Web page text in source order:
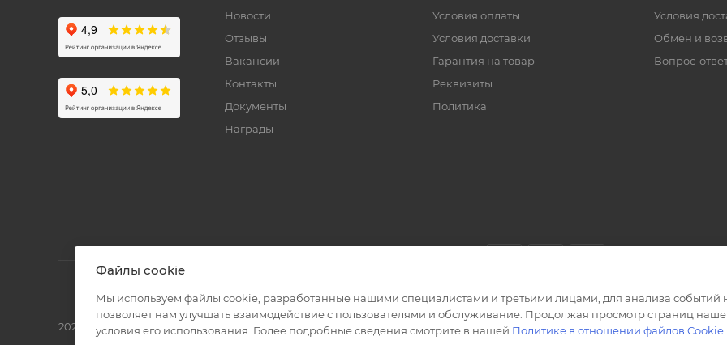
Новости
Отзывы
Вакансии
Контакты
Документы
Награды
Условия оплаты
Условия доставки
Гарантия на товар
Реквизиты
Политика
Условия
Обмен и
Вопрос-
2026 © Полиграф кит - интернет-магазин
Файлы cookie
Мы используем файлы cookie, разработанные нашими специалистами и третьими лицами, для анализа событий
позволяет нам улучшать взаимодействие с пользователями и обслуживание. Продолжая просмотр страниц
условия его использования. Более подробные сведения смотрите в нашей Политике в отношении файлов Cookie